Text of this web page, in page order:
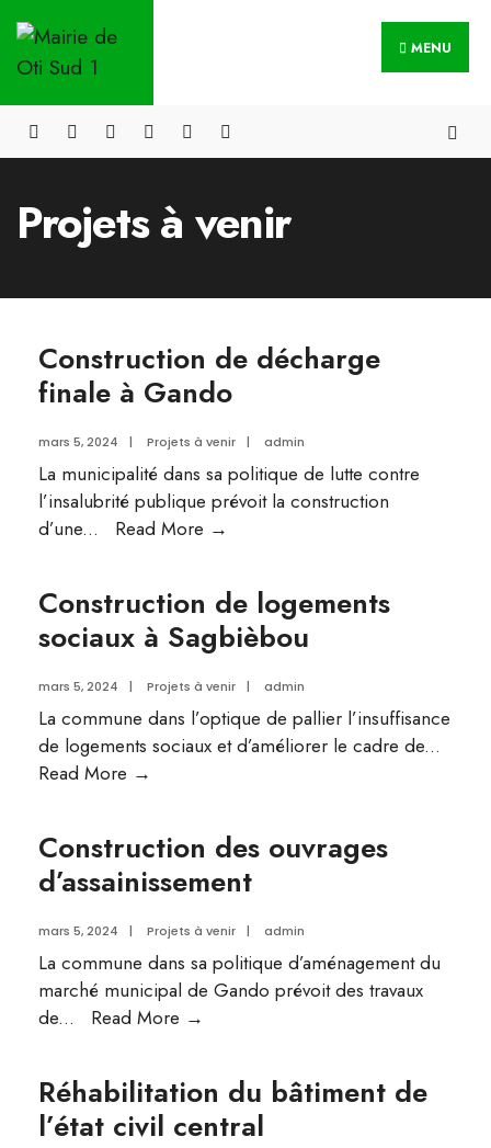
Skip
content
MENU
Projets à venir
Construction de décharge
finale à Gando
mars 5, 2024 | Projets à venir | admin
La municipalité dans sa politique de lutte contre
l’insalubrité publique prévoit la construction
d’une... Read More →
finale
à
Construction de logements
sociaux à Sagbièbou
mars 5, 2024 | Projets à venir | admin
La commune dans l’optique de pallier l’insuffisance
de logements sociaux et d’améliorer le cadre de...
Read More →
sociaux
à
Construction des ouvrages
d’assainissement
mars 5, 2024 | Projets à venir | admin
La commune dans sa politique d’aménagement du
marché municipal de Gando prévoit des travaux
de... Read More →
d’assainissement
Réhabilitation du bâtiment de
l’état civil central
Search
for: